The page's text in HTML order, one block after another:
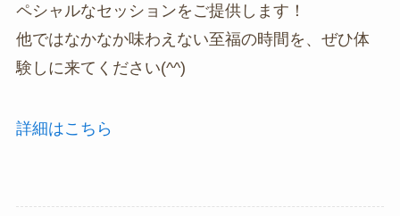
ペシャルなセッションをご提供します！
他ではなかなか味わえない至福の時間を、ぜひ体
験しに来てください(^^)
詳細はこちら